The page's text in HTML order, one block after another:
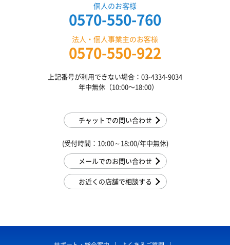
個人のお客様
0570-550-760
法人・個人事業主のお客様
0570-550-922
上記番号が利用できない場合：03-4334-9034
年中無休（10:00〜18:00）
チャットでの問い合わせ
(受付時間：10:00～18:00/年中無休)
メールでのお問い合わせ
お近くの店舗で相談する